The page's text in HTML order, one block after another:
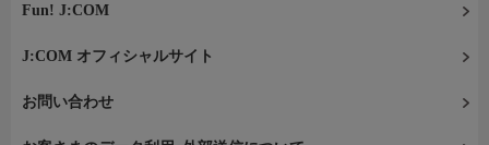
Fun! J:COM
J:COM オフィシャルサイト
お問い合わせ